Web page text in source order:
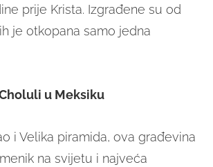
prije Krista. Izgrađene su od
je otkopana samo jedna
u Meksiku
i Velika piramida, ova građevina
na svijetu i najveća